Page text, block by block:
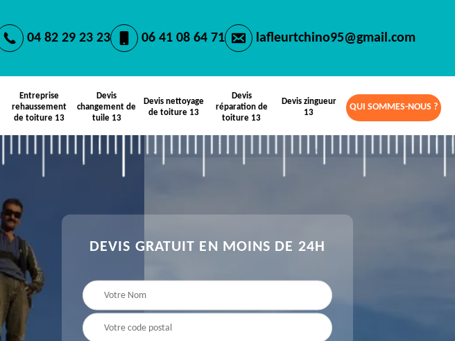
04 82 29 23 23 06 41 08 64 71 lafleurtchino95@gmail.com
Entreprise
rehaussement
de toiture 13
Devis
changement de
tuile 13
Devis nettoyage
de toiture 13
Devis
réparation de
toiture 13
Devis zingueur
13
QUI SOMMES-NOUS ?
DEVIS GRATUIT EN MOINS DE 24H